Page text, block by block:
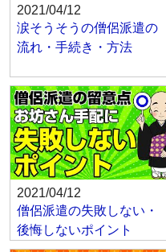
2021/04/12
涙そうそうの僧侶派遣の
流れ・手続き・方法
2021/04/12
僧侶派遣の失敗しない・
後悔しないポイント